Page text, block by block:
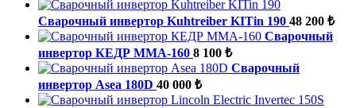
Сварочный инвертор Kuhtreiber KITin 190 48 200 ₺
Сварочный
инвертор КЕДР MMA-160 8 100 ₺
Сварочный
инвертор Asea 180D 40 000 ₺